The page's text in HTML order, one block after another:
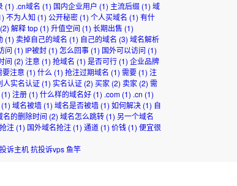
(1) .cn域名 (1) 国内企业用户 (1) 主流后缀(1) 域
不为人知 (1) 公开秘密(1) 个人买域名 (1) 有什
(2) 解释 top(1) 升值空间 (1) 长期出售 (1)
(1) 卖掉自己的域名 (1) 自己的域名 (3) 域名解析
问 (1) IP被封(1) 怎么回事(1) 国外可以访问 (1)
间 (2) 注意(1) 抢域名 (1) 是否可行(1) 企业品牌
要注意(1) 什么 (1) 抢注过期域名 (1) 需要(1) 注
人实名认证(1) 实名认证(2) 买家 (2) 卖家 (2) 需
注册(1) 什么样的域名好(1) .com(1) .cn (1)
(1) 域名被墙(1) 域名是否被墙(1) 如何解决(1) 自
名的删除时间 (2) 域名怎么跳转(1) 另一个域名
注(1) 国外域名抢注(1) 通道(1) 价钱(1) 便宜很
诉主机 抗投诉vps 鱼竿